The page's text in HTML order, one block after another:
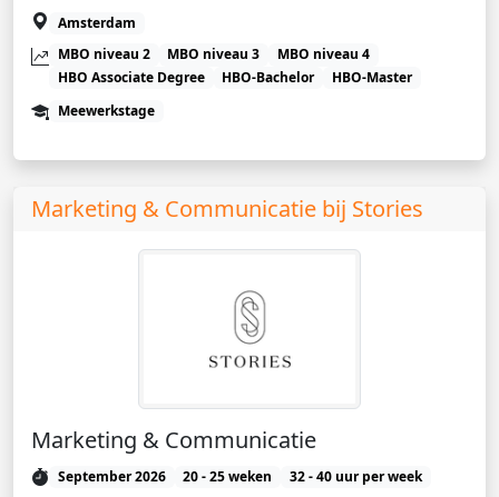
Amsterdam
MBO niveau 2
MBO niveau 3
MBO niveau 4
HBO Associate Degree
HBO-Bachelor
HBO-Master
Meewerkstage
Marketing & Communicatie bij Stories
Marketing & Communicatie
September 2026 20 - 25 weken 32 - 40 uur per week